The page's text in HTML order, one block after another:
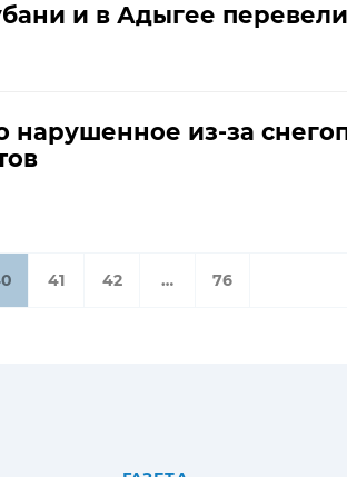
и в Адыгее
нарушенное из-за
41 42 … 76